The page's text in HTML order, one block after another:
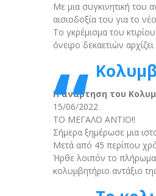
Με μια συγκινητική του
αισιοδοξία του για το
Το γκρέμισμα του
όνειρο δεκαετιών
Η ανάρτηση του
15/06/2022
ΤΟ ΜΕΓΑΛΟ ΑΝΤΙΟ!!
Σήμερα ξημέρωσε μια
Μετά από 45 περίπου
Ήρθε λοιπόν το πλήρωμα
κολυμβητήριο αντάξιο